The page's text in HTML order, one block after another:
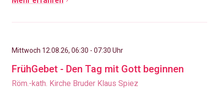
Mittwoch 12.08.26, 06:30 - 07:30 Uhr
FrühGebet - Den Tag mit Gott beginnen
Röm.-kath. Kirche Bruder Klaus Spiez